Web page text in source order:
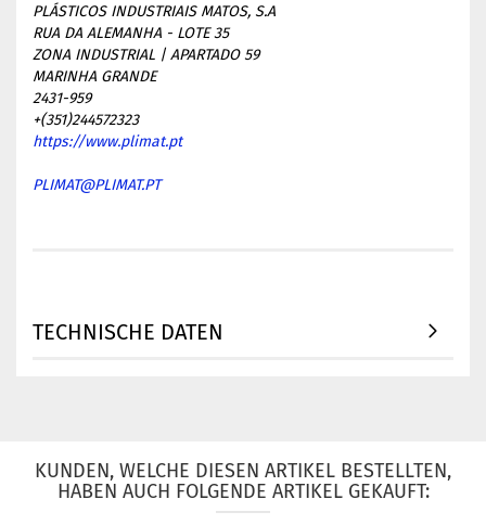
PLÁSTICOS INDUSTRIAIS MATOS, S.A
RUA DA ALEMANHA - LOTE 35
ZONA INDUSTRIAL | APARTADO 59
MARINHA GRANDE
2431-959
+(351)244572323
https://www.plimat.pt
PLIMAT@PLIMAT.PT
TECHNISCHE DATEN
KUNDEN, WELCHE DIESEN ARTIKEL BESTELLTEN,
HABEN AUCH FOLGENDE ARTIKEL GEKAUFT: